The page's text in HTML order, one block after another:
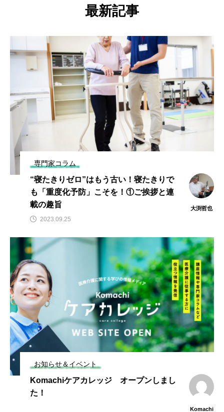
最新記事
専門家コラム
“寝たきりゼロ”はもう古い！寝たきりで
も「重度化予防」こそを！①ご挨拶と連
載の趣旨
大渕哲也
2023.09.25
お知らせ＆イベント
Komachiケアカレッジ オープンしまし
た！
Komachi